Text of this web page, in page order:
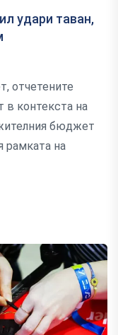
удари таван,
отчетените
в контекста на
бюджет
рамката на